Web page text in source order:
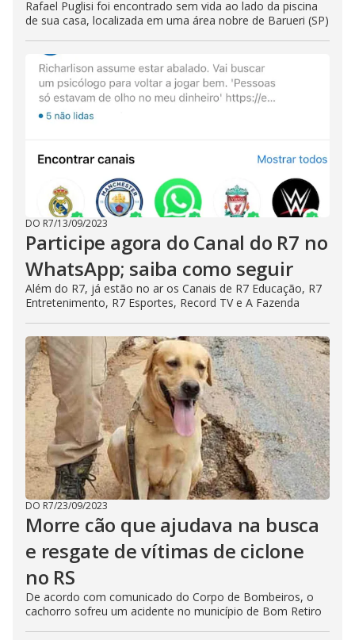
Rafael Puglisi foi encontrado sem vida ao lado da piscina
de sua casa, localizada em uma área nobre de Barueri (SP)
DO R7/13/09/2023
Participe agora do Canal do R7 no
WhatsApp; saiba como seguir
Além do R7, já estão no ar os Canais de R7 Educação, R7
Entretenimento, R7 Esportes, Record TV e A Fazenda
DO R7/23/09/2023
Morre cão que ajudava na busca
e resgate de vítimas de ciclone
no RS
De acordo com comunicado do Corpo de Bombeiros, o
cachorro sofreu um acidente no município de Bom Retiro